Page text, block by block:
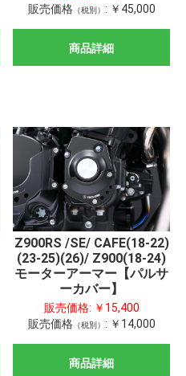
販売価格（税別） : ￥45,000
商品詳細
Z900RS /SE/ CAFE(18-22)
(23-25)(26)/ Z900(18-24)
モーターアーマー【パルサ
ーカバー】
販売価格: ￥15,400
販売価格（税別） : ￥14,000
商品詳細